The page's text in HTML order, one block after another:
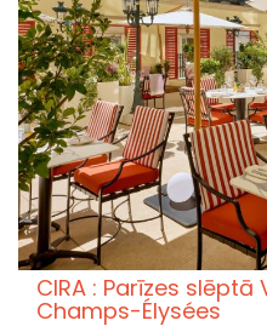
CIRA : Parīzes
Champs-Élysées